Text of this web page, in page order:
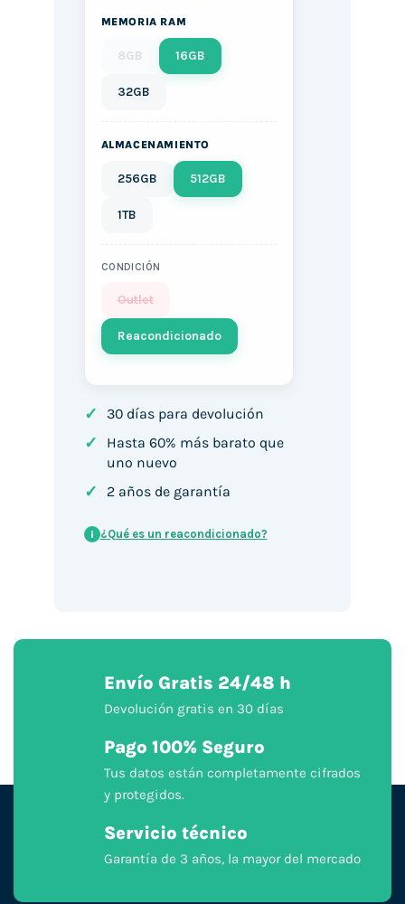
MEMORIA RAM
8GB 16GB
32GB
ALMACENAMIENTO
256GB 512GB
1TB
CONDICIÓN
Outlet
Reacondicionado
✓ 30 días para devolución
✓
Hasta 60% más barato que
uno nuevo
✓ 2 años de garantía
i ¿Qué es un reacondicionado?
Envío Gratis 24/48 h
Devolución gratis en 30 días
Pago 100% Seguro
Tus datos están completamente cifrados
y protegidos.
Servicio técnico
Garantía de 3 años, la mayor del mercado